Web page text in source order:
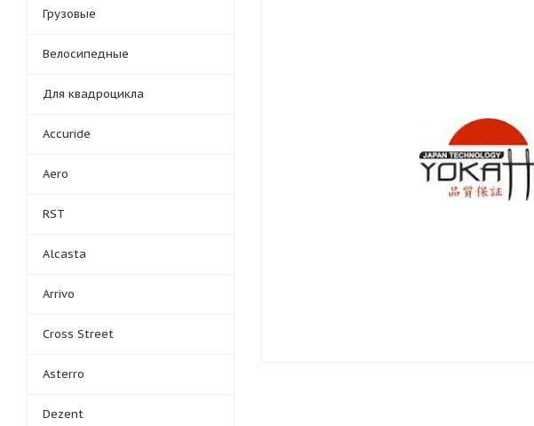
Грузовые
Велосипедные
Для квадроцикла
Accuride
Aero
RST
Alcasta
Arrivo
Cross Street
Asterro
Dezent